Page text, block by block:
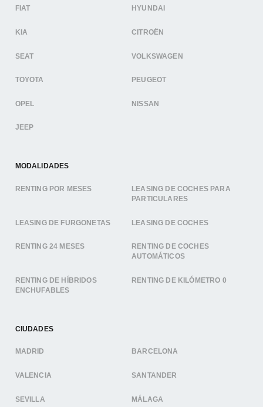
FIAT HYUNDAI
KIA CITROËN
SEAT VOLKSWAGEN
TOYOTA PEUGEOT
OPEL NISSAN
JEEP
MODALIDADES
RENTING POR MESES
LEASING DE COCHES PARA
PARTICULARES
LEASING DE FURGONETAS LEASING DE COCHES
RENTING 24 MESES
RENTING DE COCHES
AUTOMÁTICOS
RENTING DE HÍBRIDOS
ENCHUFABLES
RENTING DE KILÓMETRO 0
CIUDADES
MADRID BARCELONA
VALENCIA SANTANDER
SEVILLA MÁLAGA